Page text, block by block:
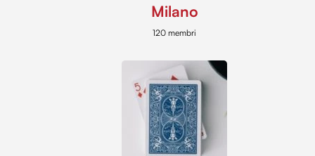
Milano
120 membri